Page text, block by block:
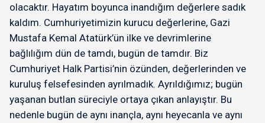
olacaktır. Hayatım boyunca inandığım değerlere sadık
kaldım. Cumhuriyetimizin kurucu değerlerine, Gazi
Mustafa Kemal Atatürk’ün ilke ve devrimlerine
bağlılığım dün de tamdı, bugün de tamdır. Biz
Cumhuriyet Halk Partisi’nin özünden, değerlerinden ve
kuruluş felsefesinden ayrılmadık. Ayrıldığımız; bugün
yaşanan butlan süreciyle ortaya çıkan anlayıştır. Bu
nedenle bugün de aynı inançla, aynı heyecanla ve aynı